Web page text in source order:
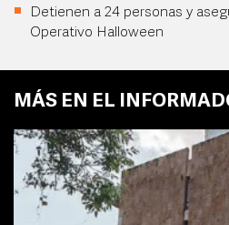
Detienen a 24 personas y
Operativo Halloween
MÁS EN EL